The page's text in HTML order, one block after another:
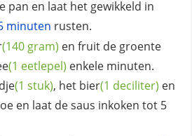
pan en laat het gewikkeld in
minuten rusten.
(140 gram) en fruit de groente
(1 eetlepel) enkele minuten.
(1 stuk), het bier(1 deciliter) en
en laat de saus inkoken tot 5